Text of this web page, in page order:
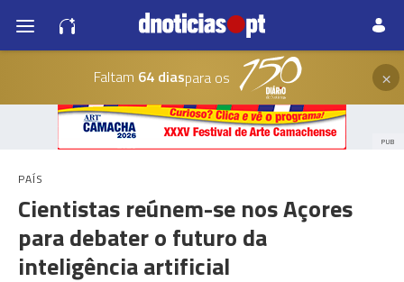
Faltam 64 diaspara os ×
PUB
PAÍS
Cientistas reúnem-se nos Açores
para debater o futuro da
inteligência artificial